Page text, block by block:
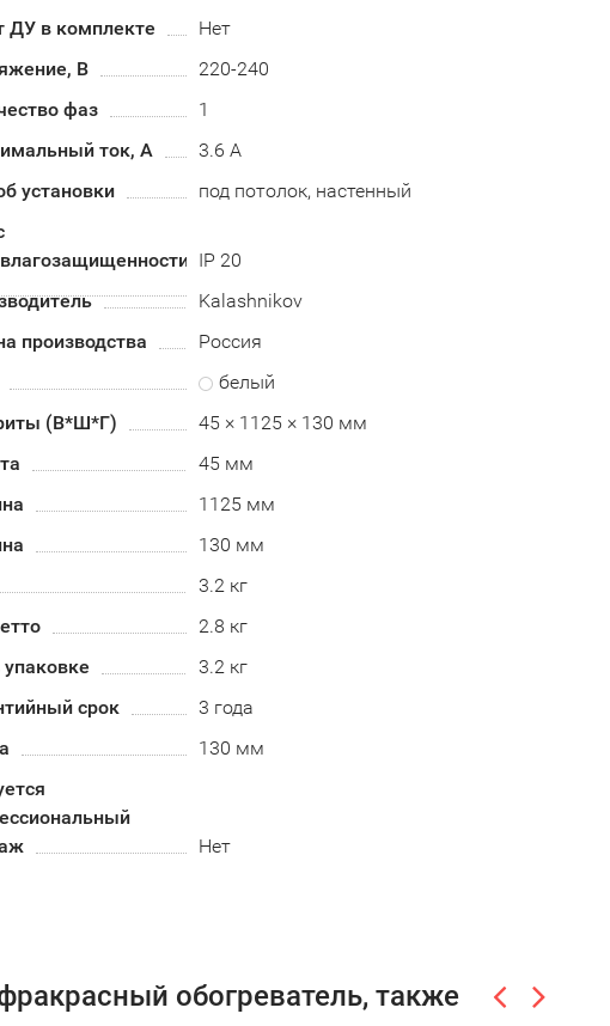
ДУ в комплекте
Нет
В
220-240
фаз
1
ток, А
3.6 А
установки
под потолок, настенный
IP 20
Kalashnikov
производства
Россия
белый
(В*Ш*Г)
45 × 1125 × 130 мм
45 мм
1125 мм
130 мм
3.2 кг
2.8 кг
упаковке
3.2 кг
срок
3 года
130 мм
Нет
обогреватель, также